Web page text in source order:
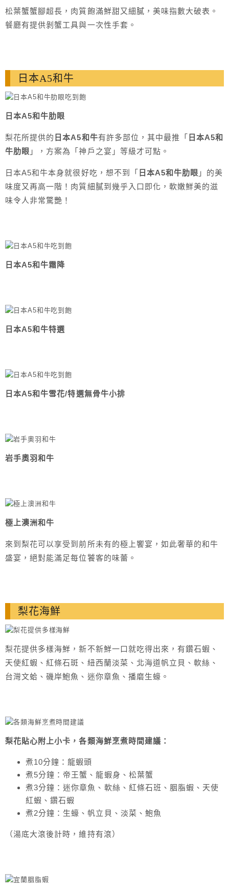
松葉蟹蟹腳超長，肉質飽滿鮮甜又細膩，美味指數大破表。
餐廳有提供剝蟹工具與一次性手套。
日本A5和牛
日本A5和牛肋眼
梨花所提供的 日本A5和牛有許多部位，其中最推「 日本A5和
牛肋眼 」，方案為「神戶之宴」等級才可點。
日本A5和牛本身就很好吃，想不到「 日本A5和牛肋眼 」的美
味度又再高一階！肉質細膩到幾乎入口即化，軟嫩鮮美的滋
味令人非常驚艷！
日本A5和牛霜降
日本A5和牛特選
日本A5和牛雪花/特選無骨牛小排
岩手奧羽和牛
極上澳洲和牛
來到梨花可以享受到前所未有的極上饗宴，如此奢華的和牛
盛宴，絕對能滿足每位饕客的味蕾。
梨花海鮮
梨花提供多樣海鮮，新不新鮮一口就吃得出來，有鑽石蝦、
天使紅蝦、紅條石斑、紐西蘭淡菜、北海道帆立貝、軟絲、
台灣文蛤、磯岸鮑魚、迷你章魚、播磨生蠔。
梨花貼心附上小卡，各類海鮮烹煮時間建議：
煮10分鐘：龍蝦頭
煮5分鐘：帝王蟹、龍蝦身、松葉蟹
煮3分鐘：迷你章魚、軟絲、紅條石班、胭脂蝦、天使
紅蝦、鑽石蝦
煮2分鐘：生蠔、帆立貝、淡菜、鮑魚
（湯底大滾後計時，維持有滾）